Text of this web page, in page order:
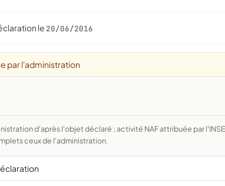
le 20/06/2016
par l'administration
ceux de l'administration.